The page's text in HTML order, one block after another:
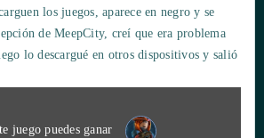
los juegos, aparece en negro y se
de MeepCity, creí que era problema
lo descargué en otros dispositivos y salió
juego puedes ganar